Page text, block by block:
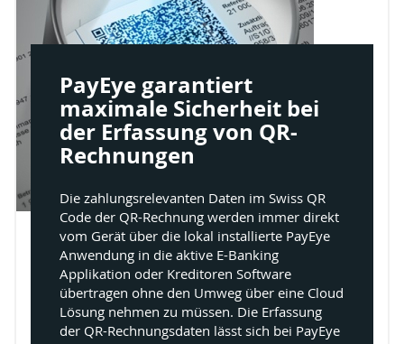
PayEye garantiert
maximale Sicherheit bei
der Erfassung von QR-
Rechnungen
Die zahlungsrelevanten Daten im Swiss QR
Code der QR-Rechnung werden immer direkt
vom Gerät über die lokal installierte PayEye
Anwendung in die aktive E-Banking
Applikation oder Kreditoren Software
übertragen ohne den Umweg über eine Cloud
Lösung nehmen zu müssen. Die Erfassung
der QR-Rechnungsdaten lässt sich bei PayEye